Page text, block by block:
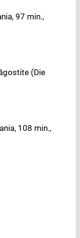
97 min.,
(Die
108 min.,